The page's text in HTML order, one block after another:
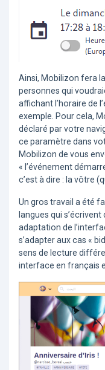
Ainsi, Mobilizon fera
personnes qui
affichant l’horaire de
exemple. Pour cela,
déclaré par votre
ce paramètre dans
Mobilizon de vous
« l’événement
c’est à dire : la vôtre
Un gros travail a été
langues qui
adaptation de
s’adapter aux cas «
sens de lecture
interface en français